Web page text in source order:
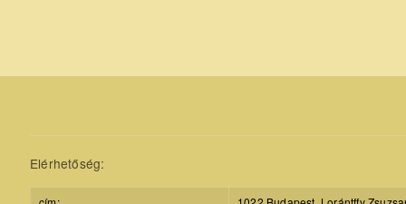
Elérhetőség: